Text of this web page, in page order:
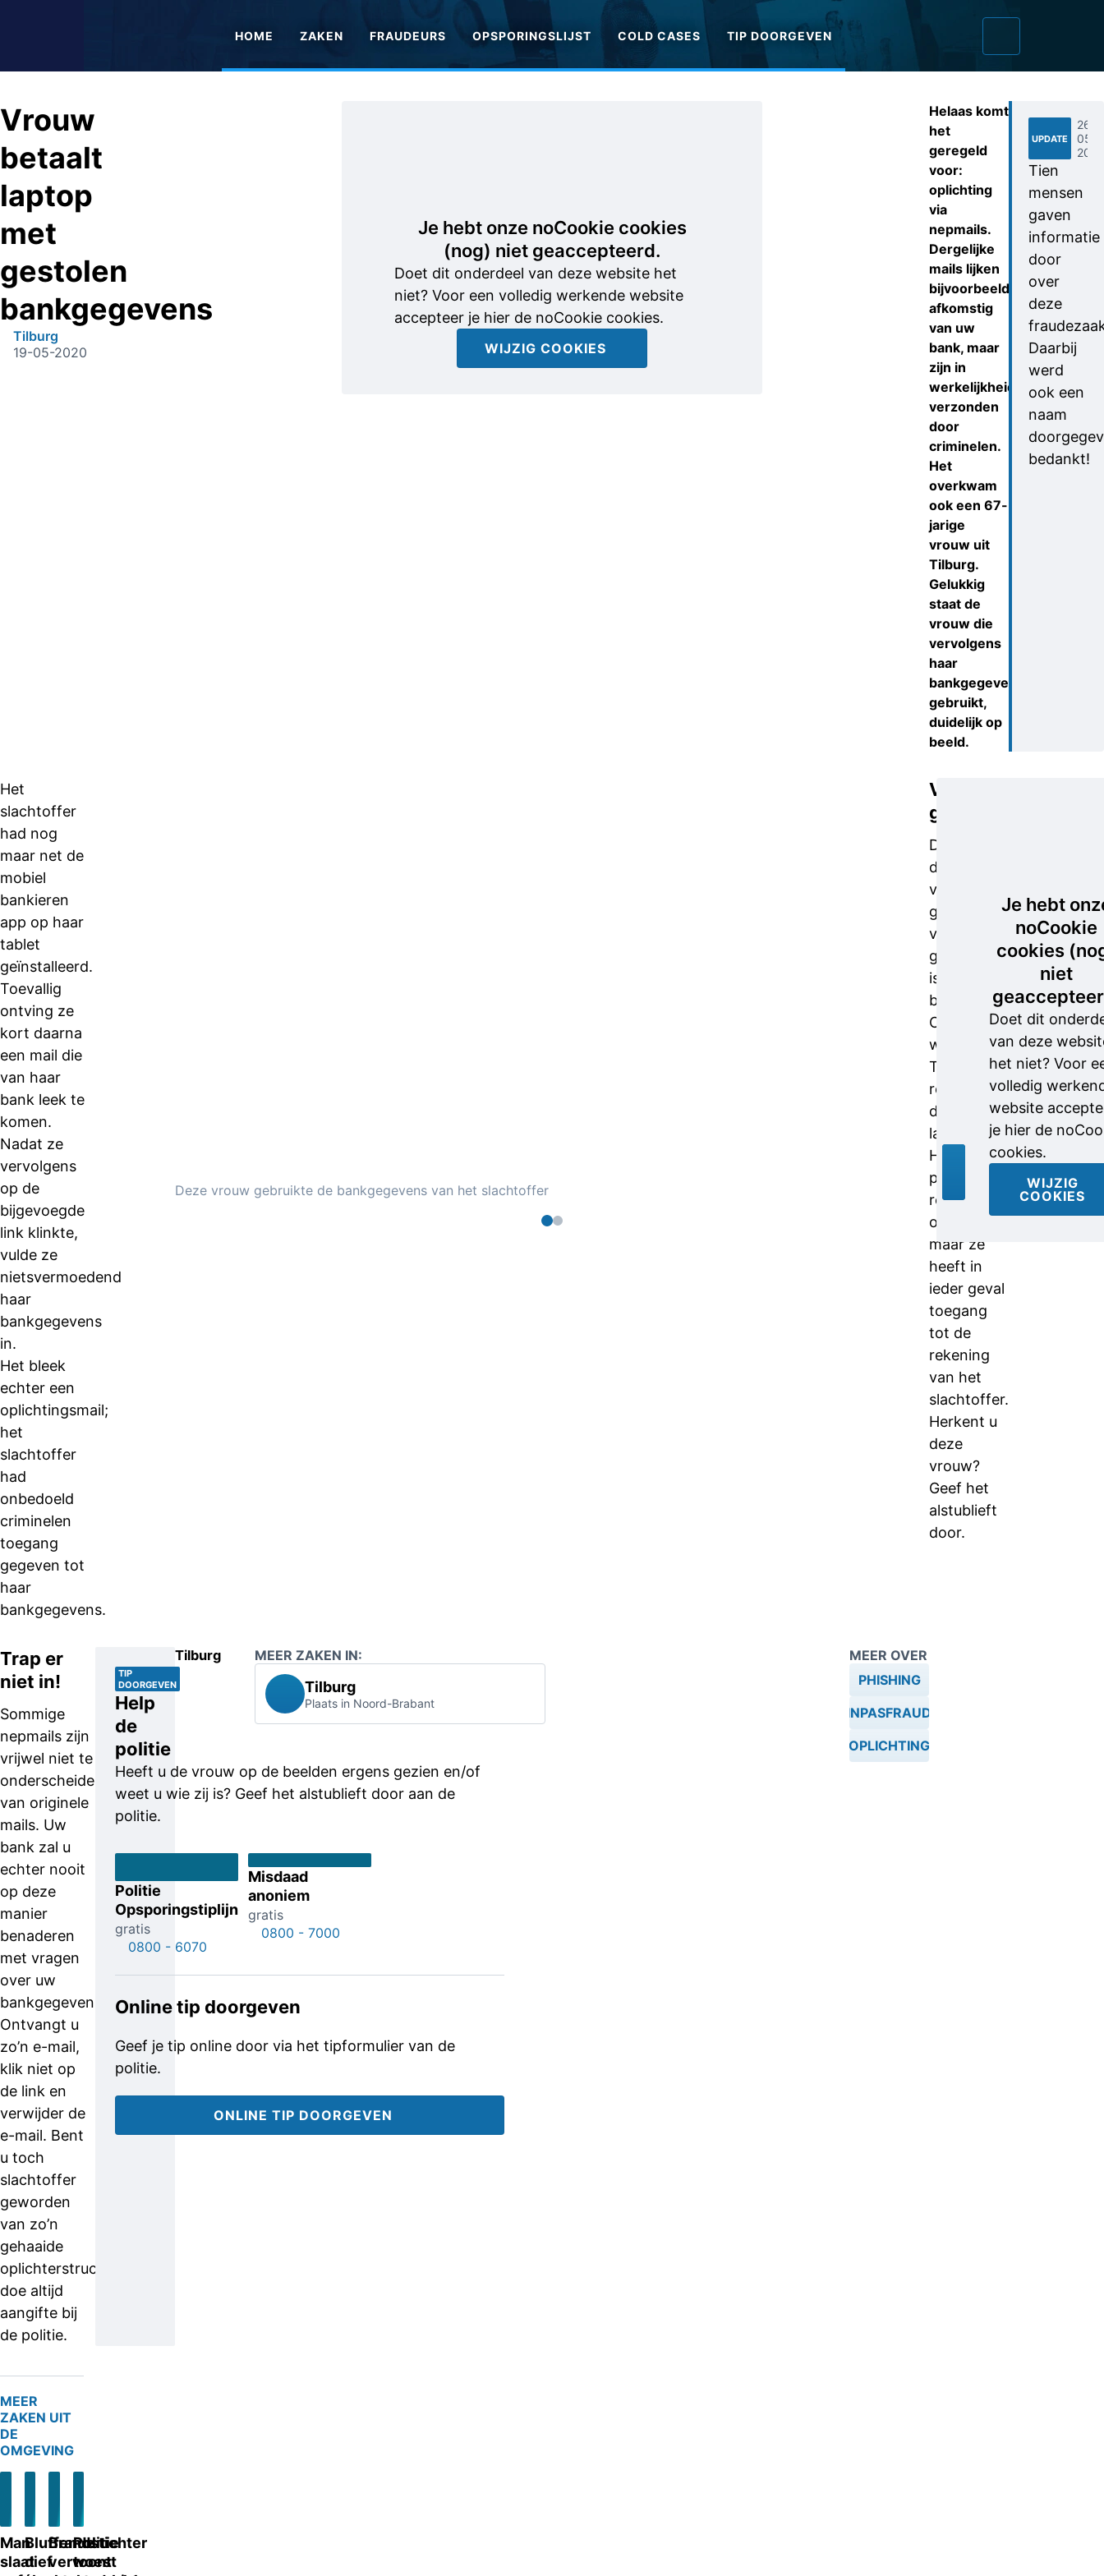
HOME ZAKEN FRAUDEURS OPSPORINGSLIJST COLD CASES TIP DOORGEVEN
Vrouw
betaalt
laptop
met
gestolen
bankgegevens
Tilburg
19-05-2020
Je hebt onze noCookie cookies
(nog) niet geaccepteerd.
Doet dit onderdeel van deze website het
niet? Voor een volledig werkende website
accepteer je hier de noCookie cookies.
WIJZIG COOKIES
Helaas komt
het
geregeld
voor:
oplichting
via
nepmails.
Dergelijke
mails lijken
bijvoorbeeld
afkomstig
van uw
bank, maar
zijn in
werkelijkheid
verzonden
door
criminelen.
Het
overkwam
ook een 67-
jarige
vrouw uit
Tilburg.
Gelukkig
staat de
vrouw die
vervolgens
haar
bankgegevens
gebruikt,
duidelijk op
beeld.
UPDATE
26-
05-
Tien
mensen
gaven
informatie
door
over
deze
Daarbij
werd
ook een
naam
bedankt!
Het
slachtoffer
had nog
maar net de
mobiel
bankieren
app op haar
tablet
geïnstalleerd.
Toevallig
ontving ze
kort daarna
een mail die
van haar
bank leek te
komen.
Nadat ze
vervolgens
op de
bijgevoegde
link klinkte,
vulde ze
nietsvermoedend
haar
bankgegevens
in.
Het bleek
echter een
oplichtingsmail;
het
slachtoffer
had
onbedoeld
criminelen
toegang
gegeven tot
haar
bankgegevens.
Deze vrouw gebruikte de bankgegevens van het slachtoffer
Verdachte
gefilmd
De vrouw
die
vervolgens
gebruikmaakte
van die
gegevens,
is gefilmd
bij een
Coolblue-
winkel in
Tilburg. Ze
rekende
daar een
laptop af.
Haar
precieze
rol is
onduidelijk,
maar ze
heeft in
ieder geval
toegang
tot de
rekening
van het
slachtoffer.
Herkent u
deze
vrouw?
Geef het
alstublieft
door.
Je hebt
noCookie
cookies
niet
Doet dit
van deze
het niet? Voor
volledig
website
je hier de
cookies.
WIJZIG
COOKIES
Trap er
niet in!
Sommige
nepmails zijn
vrijwel niet te
onderscheiden
van originele
mails. Uw
bank zal u
echter nooit
op deze
manier
benaderen
met vragen
over uw
bankgegevens.
Ontvangt u
zo’n e-mail,
klik niet op
de link en
verwijder de
e-mail. Bent
u toch
slachtoffer
geworden
van zo’n
gehaaide
oplichterstruc,
doe altijd
aangifte bij
de politie.
TIP
DOORGEVEN
Help
de
politie
Heeft u de vrouw op de beelden ergens gezien en/of
weet u wie zij is? Geef het alstublieft door aan de
politie.
Politie
Opsporingstiplijn
gratis
0800 - 6070
Misdaad
anoniem
gratis
0800 - 7000
Online tip doorgeven
Geef je tip online door via het tipformulier van de
politie.
ONLINE TIP DOORGEVEN
Tilburg MEER ZAKEN IN:
Tilburg
Plaats in Noord-Brabant
MEER OVER
PHISHING
PINPASFRAUDE
OPLICHTING
MEER
ZAKEN UIT
DE
OMGEVING
Man
slaat
Bluffende
dief
Brandstichter
verwoest
Politie
toont